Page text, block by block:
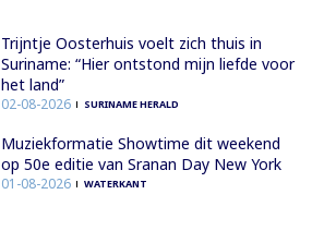
Trijntje Oosterhuis voelt zich thuis in
Suriname: “Hier ontstond mijn liefde voor
het land”
02-08-2026 SURINAME HERALD
Muziekformatie Showtime dit weekend
op 50e editie van Sranan Day New York
01-08-2026 WATERKANT